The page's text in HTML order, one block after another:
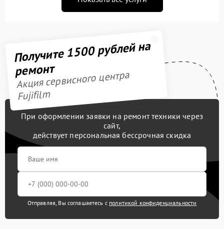
Получите 1500 рублей на
ремонт
Акция сервисного центра
Fujifilm
При оформлении заявки на ремонт техники через
сайт,
действует персональная бессрочная скидка
Отправляя, Вы соглашаетесь с политикой конфиденциальности